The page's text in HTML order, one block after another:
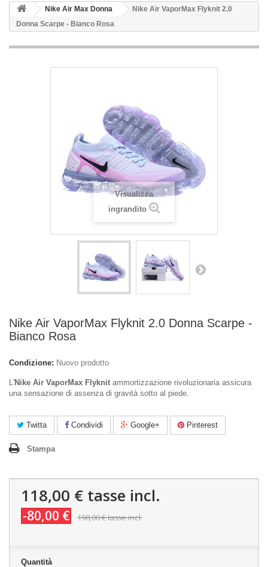
Nike Air Max Donna
Nike Air VaporMax Flyknit 2.0
Donna Scarpe - Bianco Rosa
Visualizza
ingrandito
Nike Air VaporMax Flyknit 2.0 Donna Scarpe -
Bianco Rosa
Condizione: Nuovo prodotto
L'Nike Air VaporMax Flyknit ammortizzazione rivoluzionaria assicura
una sensazione di assenza di gravità sotto al piede.
Twitta Condividi Google+ Pinterest
Stampa
118,00 € tasse incl.
-80,00 € 198,00 €tasse incl.
Quantità